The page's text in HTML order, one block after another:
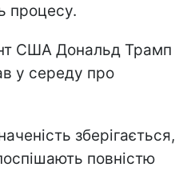
процесу.
США Дональд Трамп
у середу про
зберігається,
повністю